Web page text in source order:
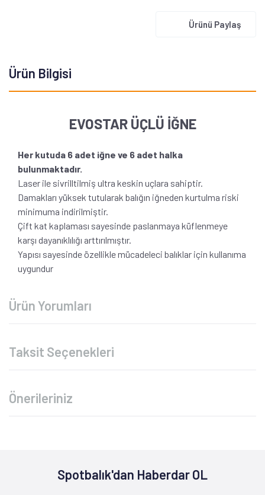
Ürünü Paylaş
Ürün Bilgisi
EVOSTAR ÜÇLÜ İĞNE
Her kutuda 6 adet iğne ve 6 adet halka
bulunmaktadır.
Laser ile sivrilltilmiş ultra keskin uçlara sahiptir.
Damakları yüksek tutularak balığın iğneden kurtulma riski
minimuma indirilmiştir.
Çift kat kaplaması sayesinde paslanmaya küflenmeye
karşı dayanıklılığı arttırılmıştır.
Yapısı sayesinde özellikle mücadeleci balıklar için kullanıma
uygundur
Ürün Yorumları
Taksit Seçenekleri
Önerileriniz
Spotbalık'dan Haberdar OL